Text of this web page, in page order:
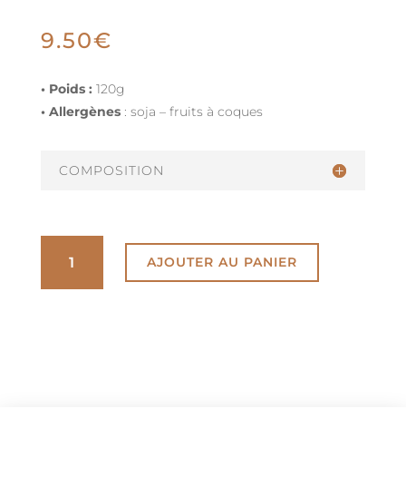
9.50€
• Poids : 120g
• Allergènes: soja – fruits à coques
COMPOSITION
CROUSTILLANT
AJOUTER AU PANIER